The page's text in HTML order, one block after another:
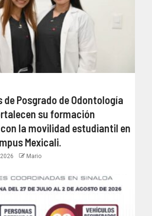
Posgrado de Odontología
su formación
la movilidad estudiantil en
Mexicali.
Mario